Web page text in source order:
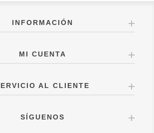
INFORMACIÓN
MI CUENTA
AL CLIENTE
SÍGUENOS